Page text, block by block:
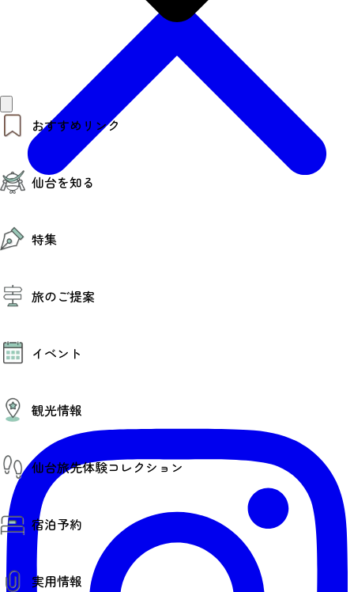
おすすめリンク
仙台夜時間
モデルコース
お得なチケット
仙台を知る
エリアガイド
仙台から行く東北周遊旅
伝統的工芸品
特集
夜時間トピックス
旅のご提案
AIおまかせコース
イベント
その他イベント情報（音楽・展示会）
スポーツ情報
コンベンション情報
観光情報
観光スポット
温泉
美味いもの
季節のイベント
プロスポーツチーム・プロオーケストラ
仙台の銘品
仙台観光マップ
仙台旅先体験コレクション
仙台旅先体験コレクション
体験プログラム検索（予約）
体験事業者からのお知らせ
体験トピックス
体験事業者
宿泊予約
実用情報